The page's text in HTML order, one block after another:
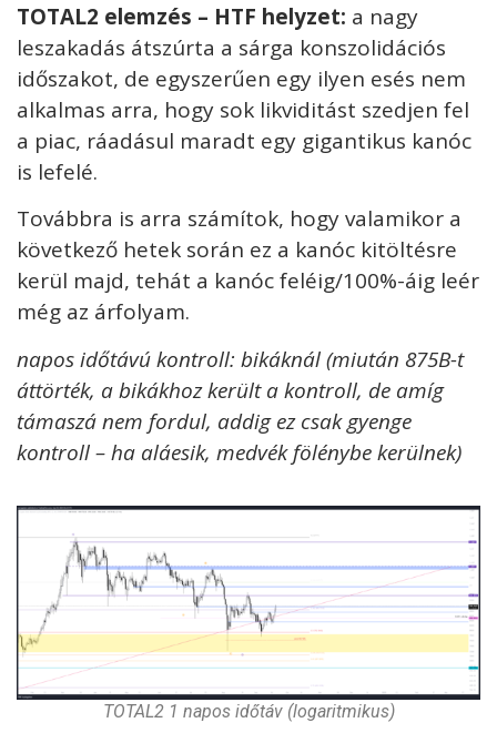
TOTAL2 elemzés – HTF helyzet: a nagy
leszakadás átszúrta a sárga konszolidációs
időszakot, de egyszerűen egy ilyen esés nem
alkalmas arra, hogy sok likviditást szedjen fel
a piac, ráadásul maradt egy gigantikus kanóc
is lefelé.
Továbbra is arra számítok, hogy valamikor a
következő hetek során ez a kanóc kitöltésre
kerül majd, tehát a kanóc feléig/100%-áig leér
még az árfolyam.
napos időtávú kontroll: bikáknál (miután 875B-t
áttörték, a bikákhoz került a kontroll, de amíg
támaszá nem fordul, addig ez csak gyenge
kontroll – ha aláesik, medvék fölénybe kerülnek)
TOTAL2 1 napos időtáv (logaritmikus)